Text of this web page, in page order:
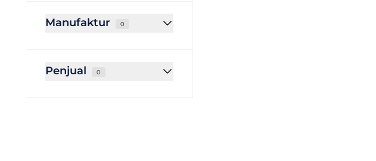
Manufaktur 0
Penjual 0